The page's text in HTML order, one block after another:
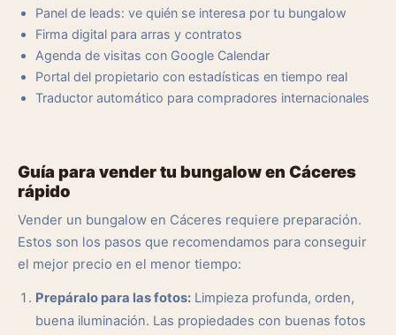
Panel de leads: ve quién se interesa por tu bungalow
Firma digital para arras y contratos
Agenda de visitas con Google Calendar
Portal del propietario con estadísticas en tiempo real
Traductor automático para compradores internacionales
Guía para vender tu bungalow en Cáceres
rápido
Vender un bungalow en Cáceres requiere preparación.
Estos son los pasos que recomendamos para conseguir
el mejor precio en el menor tiempo:
Prepáralo para las fotos: Limpieza profunda, orden,
buena iluminación. Las propiedades con buenas fotos